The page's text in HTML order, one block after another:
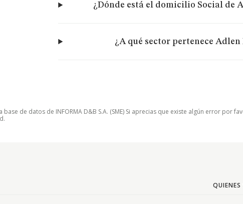
¿Dónde está el domicilio Social de
¿A qué sector pertenece
de datos de INFORMA D&B S.A. (SME) Si aprecias que existe algún error por